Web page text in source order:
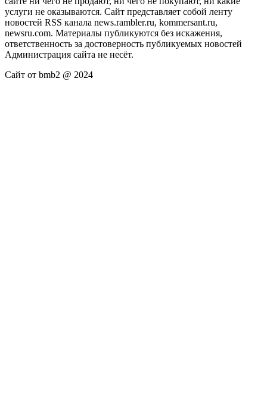
услуги не оказываются. Сайт представляет собой ленту
новостей RSS канала news.rambler.ru, kommersant.ru,
newsru.com. Материалы публикуются без искажения,
ответственность за достоверность публикуемых новостей
Администрация сайта не несёт.
Сайт от bmb2 @ 2024